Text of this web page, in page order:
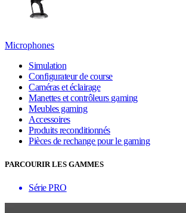
Microphones
Simulation
Configurateur de course
Caméras et éclairage
Manettes et contrôleurs gaming
Meubles gaming
Accessoires
Produits reconditionnés
Pièces de rechange pour le gaming
PARCOURIR LES GAMMES
Série PRO